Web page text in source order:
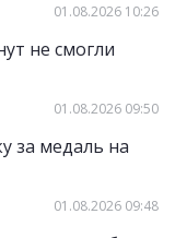
01.08.2026 10:26
не смогли
01.08.2026 09:50
за медаль на
01.08.2026 09:48